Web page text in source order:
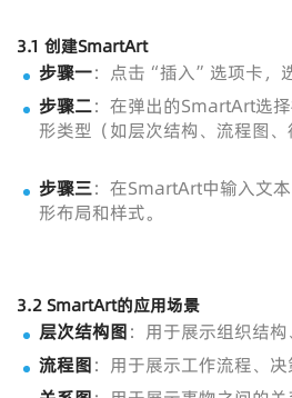
3.1 创建SmartArt
步骤一：点击“插入”选项卡，
步骤二：在弹出的SmartArt选
形类型（如层次结构、流程图、
步骤三：在SmartArt中输入文
形布局和样式。
3.2 SmartArt的应用场景
层次结构图：用于展示组织结构
流程图：用于展示工作流程、决